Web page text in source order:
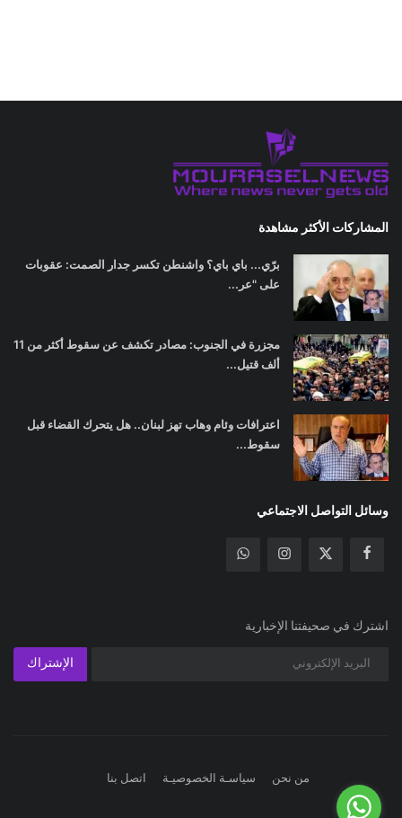
المشاركات الأكثر مشاهدة
برّي... باي باي؟ واشنطن تكسر جدار الصمت: عقوبات
على "عر...
مجزرة في الجنوب: مصادر تكشف عن سقوط أكثر من 11
ألف قتيل...
اعترافات وئام وهاب تهز لبنان.. هل يتحرك القضاء قبل
سقوط...
وسائل التواصل الاجتماعي
اشترك في صحيفتنا الإخبارية
الإشتراك
من نحن سياسـة الخصوصيـة اتصل بنا